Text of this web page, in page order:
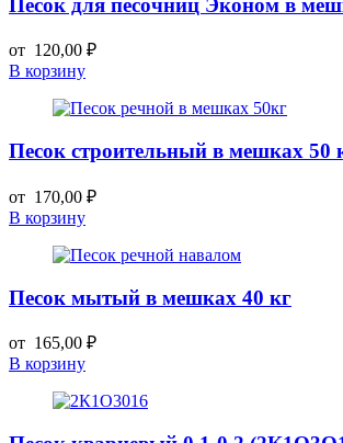
Песок для песочниц Эконом в
от 120,00 ₽
В корзину
Песок строительный в мешках 50
от 170,00 ₽
В корзину
Песок мытый в мешках 40 кг
от 165,00 ₽
В корзину